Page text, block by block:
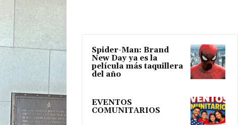
Spider-Man: Brand
New Day ya es la
película más taquillera
del año
EVENTOS
COMUNITARIOS